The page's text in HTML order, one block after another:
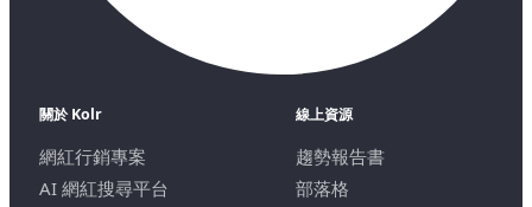
關於 Kolr
網紅行銷專案
AI 網紅搜尋平台
線上資源
趨勢報告書
部落格